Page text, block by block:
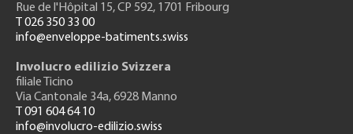
Rue de l'Hôpital 15, CP 592, 1701 Fribourg
T 026 350 33 00
info@enveloppe-batiments.swiss
Involucro edilizio Svizzera
filiale Ticino
Via Cantonale 34a, 6928 Manno
T 091 604 64 10
info@involucro-edilizio.swiss